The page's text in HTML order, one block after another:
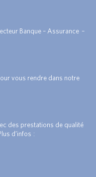
Banque – Assurance –
vous rendre dans notre
des prestations de qualité
d’infos :